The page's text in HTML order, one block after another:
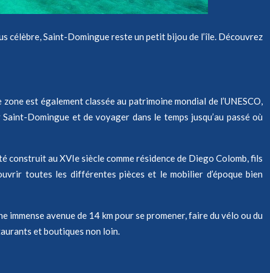
célèbre, Saint-Domingue reste un petit bijou de l’île. Découvrez
est également classée au patrimoine mondial de l’UNESCO,
Domingue et de voyager dans le temps jusqu’au passé où
construit au XVIe siècle comme résidence de Diego Colomb, fils
toutes les différentes pièces et le mobilier d’époque bien
immense avenue de 14 km pour se promener, faire du vélo ou du
et boutiques non loin.